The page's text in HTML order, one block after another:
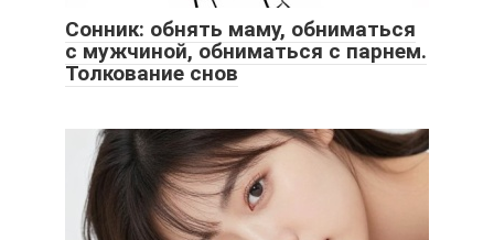
Сонник: обнять маму, обниматься
с мужчиной, обниматься с парнем.
Толкование снов